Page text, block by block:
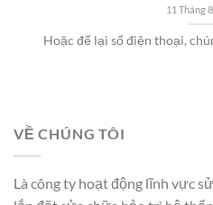
11 Tháng
Hoặc để lại số điện thoại,
VỀ CHÚNG TÔI
Là công ty hoạt động lĩnh vực